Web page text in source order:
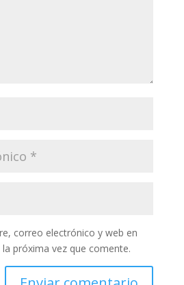
correo electrónico y web en
próxima vez que comente.